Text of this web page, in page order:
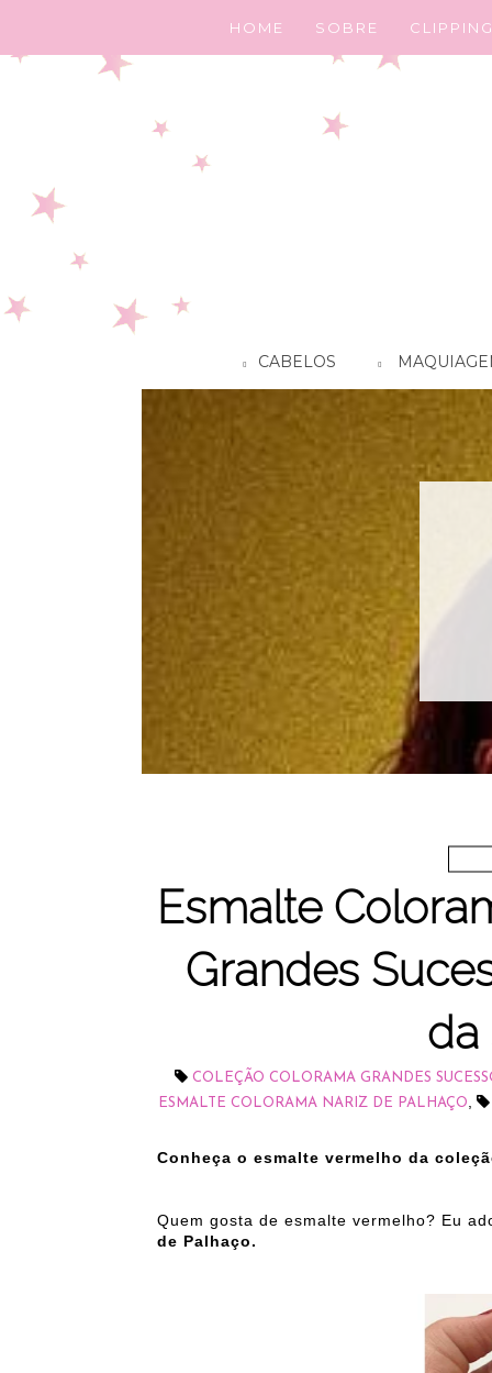
HOME SOBRE CLIPPING
CABELOS
Esmalte
Grandes
da
COLEÇÃO COLORAMA GRANDES
ESMALTE COLORAMA NARIZ DE PALHAÇO
Conheça o esmalte vermelho da
Quem gosta de esmalte vermelho? Eu
de Palhaço.